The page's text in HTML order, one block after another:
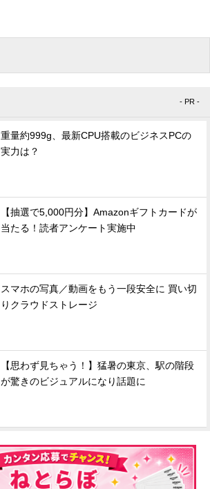
- PR -
重量約999g、最新CPU搭載のビジネスPCの
実力は？
【抽選で5,000円分】Amazonギフトカードが
当たる！読者アンケート実施中
スマホの写真／動画をもう一段安全に 買い切
りクラウドストレージ
【思わず見ちゃう！】猛暑の東京、駅の階段
が驚きのビジュアルになり話題に